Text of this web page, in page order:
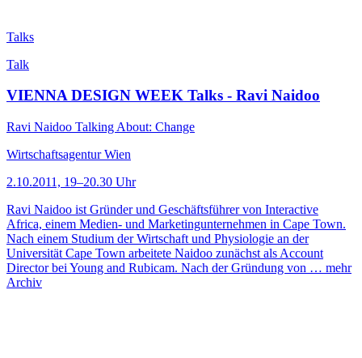
Talks
Talk
VIENNA DESIGN WEEK Talks - Ravi Naidoo
Ravi Naidoo Talking About: Change
Wirtschaftsagentur Wien
2.10.2011, 19–20.30 Uhr
Ravi Naidoo ist Gründer und Geschäftsführer von Interactive
Africa, einem Medien- und Marketingunternehmen in Cape Town.
Nach einem Studium der Wirtschaft und Physiologie an der
Universität Cape Town arbeitete Naidoo zunächst als Account
Director bei Young and Rubicam. Nach der Gründung von … mehr
Archiv